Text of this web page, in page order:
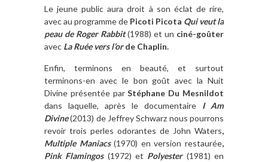
Le jeune public aura droit à son éclat de rire,
avec au programme de Picoti Picota Qui veut la
peau de Roger Rabbit(1988) et un ciné-goûter
avec La Ruée vers l’orde Chaplin.
Enfin, terminons en beauté, et surtout
terminons-en avec le bon goût avec la Nuit
Divine présentée parStéphane Du Mesnildot
dans laquelle, après le documentaire
I Am
Divine(2013) de Jeffrey Schwarz nous pourrons
revoir trois perles odorantes de John Waters,
Multiple Maniacs(1970) en version restaurée,
Pink Flamingos (1972) et Polyester (1981) en